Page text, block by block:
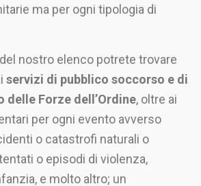
ma per ogni tipologia di
nostro elenco potrete trovare
servizi di pubblico soccorso e di
Forze dell’Ordine, oltre ai
per ogni evento avverso
o catastrofi naturali o
o episodi di violenza,
e molto altro; un